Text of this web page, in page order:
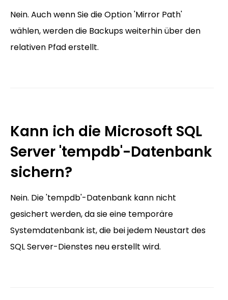
Nein. Auch wenn Sie die Option 'Mirror Path'
wählen, werden die Backups weiterhin über den
relativen Pfad erstellt.
Kann ich die Microsoft SQL
Server 'tempdb'-Datenbank
sichern?
Nein. Die 'tempdb'-Datenbank kann nicht
gesichert werden, da sie eine temporäre
Systemdatenbank ist, die bei jedem Neustart des
SQL Server-Dienstes neu erstellt wird.